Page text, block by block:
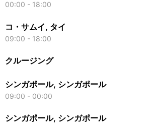
00:00 - 18:00
コ・サムイ, タイ
09:00 - 18:00
クルージング
シンガポール, シンガポール
09:00 - 00:00
シンガポール, シンガポール